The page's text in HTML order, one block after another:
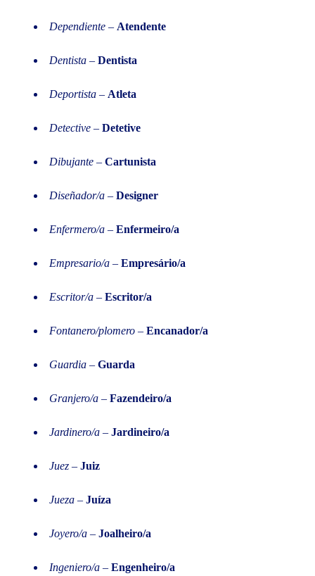
Dependiente – Atendente
Dentista – Dentista
Deportista – Atleta
Detective – Detetive
Dibujante – Cartunista
Diseñador/a – Designer
Enfermero/a – Enfermeiro/a
Empresario/a – Empresário/a
Escritor/a – Escritor/a
Fontanero/plomero – Encanador/a
Guardia – Guarda
Granjero/a – Fazendeiro/a
Jardinero/a – Jardineiro/a
Juez – Juiz
Jueza – Juíza
Joyero/a – Joalheiro/a
Ingeniero/a – Engenheiro/a